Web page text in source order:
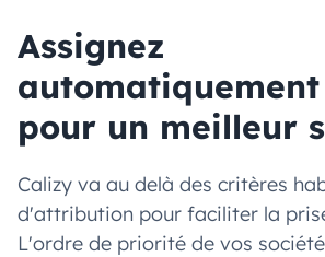
Assignez
automatiquement
pour un meilleur
Calizy va au delà des critères
d'attribution pour faciliter la
L'ordre de priorité de vos